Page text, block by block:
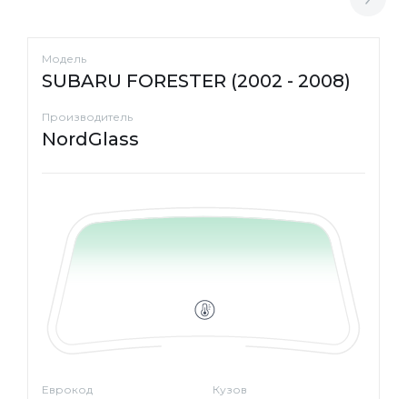
Модель
SUBARU FORESTER (2002 - 2008)
Производитель
NordGlass
Еврокод Кузов